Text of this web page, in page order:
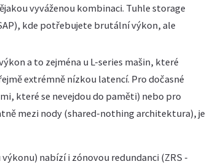
vyváženou kombinaci. Tuhle storage
kde potřebujete brutální výkon, ale
a to zejména u L-series mašin, které
extrémně nízkou latencí. Pro dočasné
které se nevejdou do paměti) nebo pro
mezi nody (shared-nothing architektura), je
nabízí i zónovou redundanci (ZRS -